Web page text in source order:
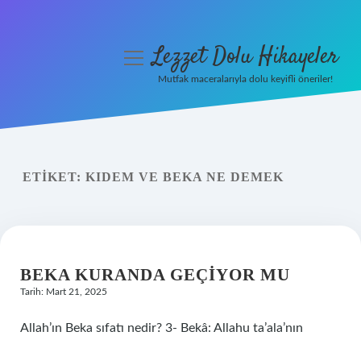
Yasal Uyarı
menüyüLezzet Dolu Hikayeler
Mutfak maceralarıyla dolu keyifli öneriler!
ETIKET: KIDEM VE BEKA NE DEMEK
BEKA KURANDA GEÇIYOR MU
Tarih: Mart 21, 2025
Allah’ın Beka sıfatı nedir? 3- Bekâ: Allahu ta’ala’nın